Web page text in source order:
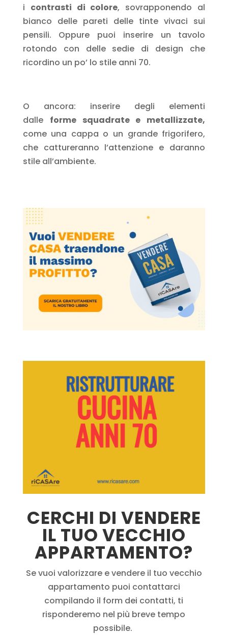
i contrasti di colore, sovrapponendo al
bianco delle pareti delle tinte vivaci sui
pensili. Oppure puoi inserire un tavolo
rotondo con delle sedie di design che
ricordino un po’ lo stile anni 70.
O ancora: inserire degli elementi
dalle forme squadrate e metallizzate,
come una cappa o un grande frigorifero,
che cattureranno l’attenzione e daranno
stile all’ambiente.
CERCHI DI VENDERE
IL TUO VECCHIO
APPARTAMENTO?
Se vuoi valorizzare e vendere il tuo vecchio
appartamento puoi contattarci
compilando il form dei contatti, ti
risponderemo nel più breve tempo
possibile.